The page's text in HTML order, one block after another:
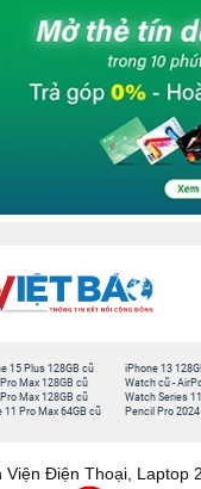
15 Plus 128GB cũ
Max 128GB cũ
Max 128GB cũ
11 Pro Max 64GB cũ
iPhone 13
Watch cũ -
Watch Series 11
Pencil Pro 2024
Viện Điện Thoại, Laptop